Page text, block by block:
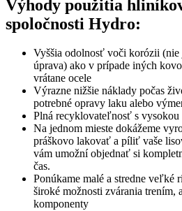
Výhody použitia
spoločnosti Hydro:
Vyššia odolnosť voči korózii (nie
úprava) ako v prípade iných
vrátane ocele
Výrazne nižšie náklady počas
potrebné opravy laku alebo
Plná recyklovateľnosť s vysokou
Na jednom mieste dokážeme
práškovo lakovať a píliť vaše
vám umožní objednať si
čas.
Ponúkame malé a stredne veľké
široké možnosti zvárania trením,
komponenty